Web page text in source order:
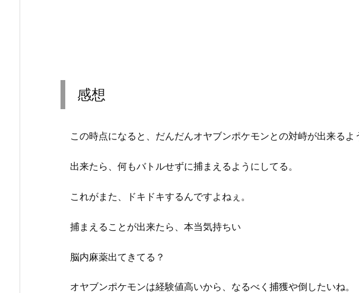
感想
この時点になると、だんだんオヤブンポケモンとの対峙が出来るよ
出来たら、何もバトルせずに捕まえるようにしてる。
これがまた、ドキドキするんですよねぇ。
捕まえることが出来たら、本当気持ちい
脳内麻薬出てきてる？
オヤブンポケモンは経験値高いから、なるべく捕獲や倒したいね。